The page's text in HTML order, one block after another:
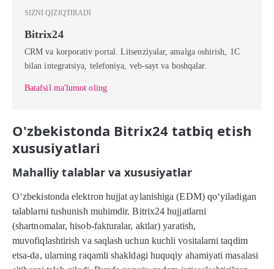
SIZNI QIZIQTIRADI
Bitrix24
CRM va korporativ portal. Litsenziyalar, amalga oshirish, 1C
bilan integratsiya, telefoniya, veb-sayt va boshqalar.
Batafsil ma'lumot oling
O'zbekistonda Bitrix24 tatbiq etish
xususiyatlari
Mahalliy talablar va xususiyatlar
O‘zbekistonda elektron hujjat aylanishiga (EDM) qo‘yiladigan
talablarni tushunish muhimdir. Bitrix24 hujjatlarni
(shartnomalar, hisob-fakturalar, aktlar) yaratish,
muvofiqlashtirish va saqlash uchun kuchli vositalarni taqdim
etsa-da, ularning raqamli shakldagi huquqiy ahamiyati masalasi